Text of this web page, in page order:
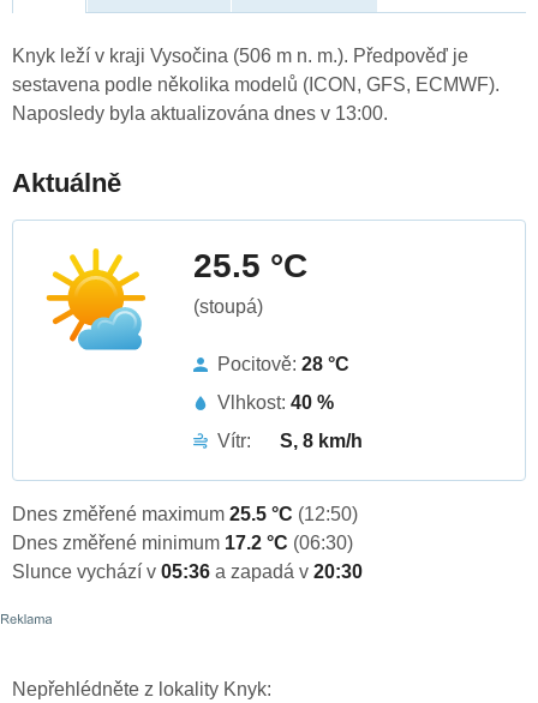
Knyk leží v kraji Vysočina (506 m n. m.). Předpověď je
sestavena podle několika modelů (ICON, GFS, ECMWF).
Naposledy byla aktualizována dnes v 13:00.
Aktuálně
25.5 °C
(stoupá)
Pocitově: 28 °C
Vlhkost: 40 %
Vítr:
S, 8 km/h
Dnes změřené maximum 25.5 °C (12:50)
Dnes změřené minimum 17.2 °C (06:30)
Slunce vychází v 05:36 a zapadá v 20:30
Nepřehlédněte z lokality Knyk: